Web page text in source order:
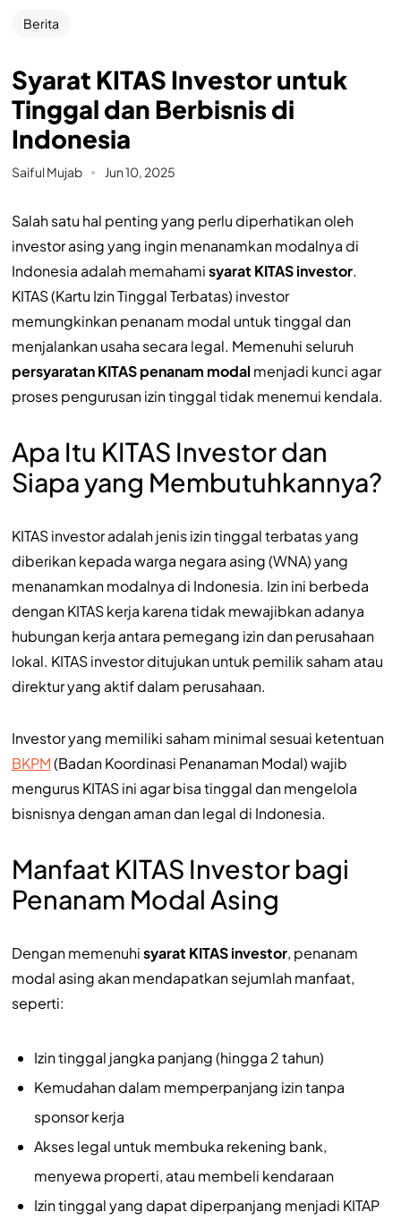
Berita
Syarat KITAS Investor untuk
Tinggal dan Berbisnis di
Indonesia
Saiful Mujab Jun 10, 2025
Salah satu hal penting yang perlu diperhatikan oleh
investor asing yang ingin menanamkan modalnya di
Indonesia adalah memahamisyarat KITAS investor.
KITAS (Kartu Izin Tinggal Terbatas) investor
memungkinkan penanam modal untuk tinggal dan
menjalankan usaha secara legal. Memenuhi seluruh
persyaratan KITAS penanam modal menjadi kunci agar
proses pengurusan izin tinggal tidak menemui kendala.
Apa Itu KITAS Investor dan
Siapa yang Membutuhkannya?
KITAS investor adalah jenis izin tinggal terbatas yang
diberikan kepada warga negara asing (WNA) yang
menanamkan modalnya di Indonesia. Izin ini berbeda
dengan KITAS kerja karena tidak mewajibkan adanya
hubungan kerja antara pemegang izin dan perusahaan
lokal. KITAS investor ditujukan untuk pemilik saham atau
direktur yang aktif dalam perusahaan.
Investor yang memiliki saham minimal sesuai ketentuan
BKPM(Badan Koordinasi Penanaman Modal) wajib
mengurus KITAS ini agar bisa tinggal dan mengelola
bisnisnya dengan aman dan legal di Indonesia.
Manfaat KITAS Investor bagi
Penanam Modal Asing
Dengan memenuhisyarat KITAS investor, penanam
modal asing akan mendapatkan sejumlah manfaat,
seperti:
Izin tinggal jangka panjang (hingga 2 tahun)
Kemudahan dalam memperpanjang izin tanpa
sponsor kerja
Akses legal untuk membuka rekening bank,
menyewa properti, atau membeli kendaraan
Izin tinggal yang dapat diperpanjang menjadi KITAP